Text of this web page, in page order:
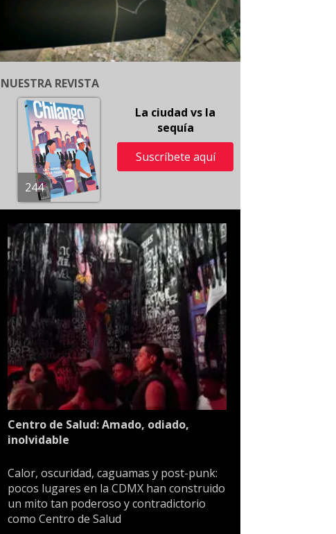
NUESTRA REVISTA
244
La ciudad vs la
sequía
Suscríbete aquí
Centro de Salud: Amado, odiado,
inolvidable
Calor, oscuridad, caguamas y post-punk:
pocos lugares en la CDMX han construido
un mito tan poderoso y contradictorio
como Centro de Salud